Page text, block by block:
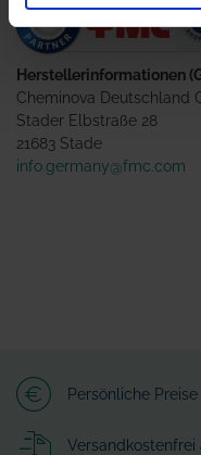
Herstellerinformationen
Cheminova Deutschland
Stader Elbstraße 28
21683 Stade
info.germany@fmc.com
Persönliche
Versandkostenfrei